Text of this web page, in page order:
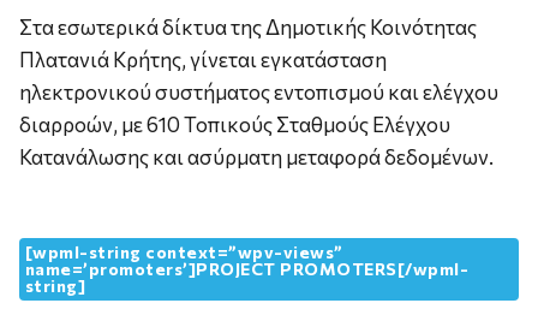
Στα εσωτερικά δίκτυα της Δημοτικής Κοινότητας
Πλατανιά Κρήτης, γίνεται εγκατάσταση
ηλεκτρονικού συστήματος εντοπισμού και ελέγχου
διαρροών, με 610 Τοπικούς Σταθμούς Ελέγχου
Κατανάλωσης και ασύρματη μεταφορά δεδομένων.
[wpml-string context=”wpv-views”
name=’promoters’]PROJECT PROMOTERS[/wpml-
string]